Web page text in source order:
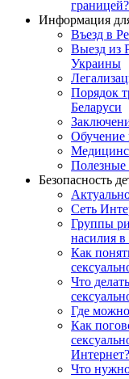
границей?
Информация
Въезд в
Выезд из
Украины
Порядок
Беларуси
Обучение
Полезные
Безопасность
Сеть
Группы
насилия
Как
Что
Где
Как
Интернет?
Что